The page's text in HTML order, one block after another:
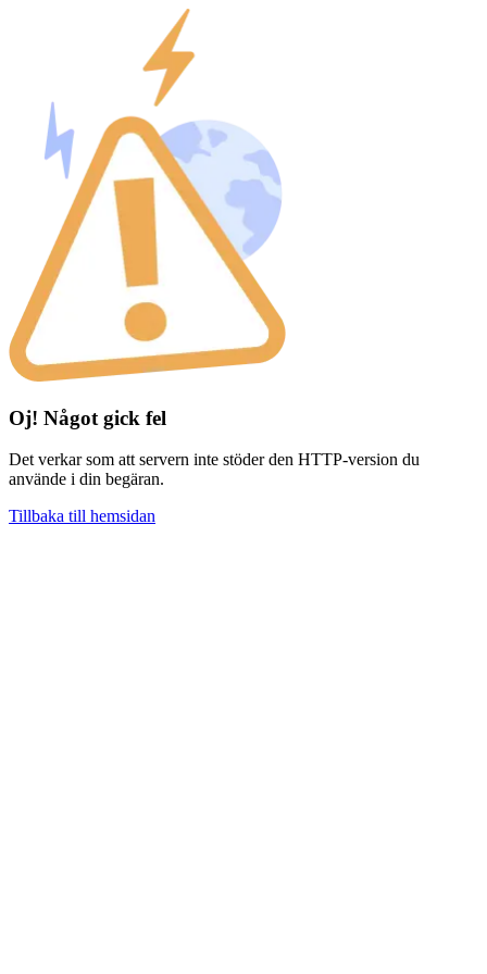
Oj! Något gick fel
Det verkar som att servern inte stöder den HTTP-version du
använde i din begäran.
Tillbaka till hemsidan